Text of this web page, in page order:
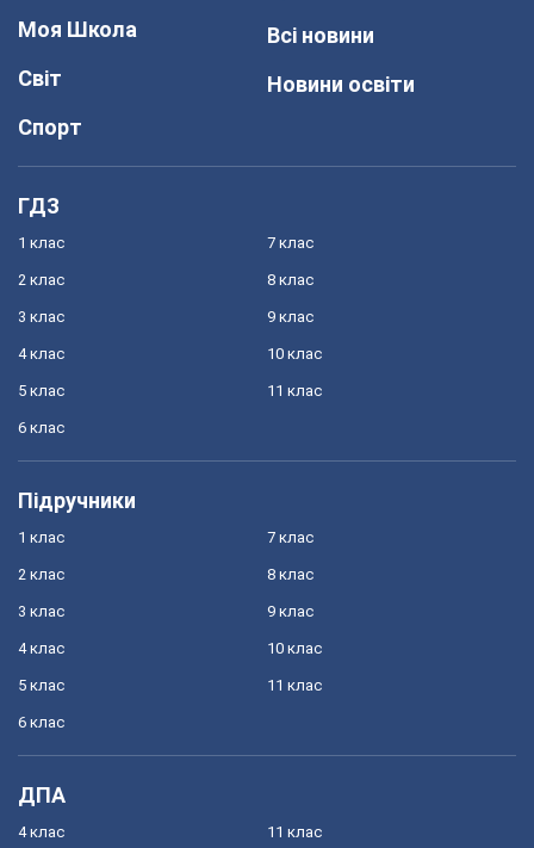
Моя Школа
Світ
Спорт
Всі новини
Новини освіти
ГДЗ
1 клас
2 клас
3 клас
4 клас
5 клас
6 клас
7 клас
8 клас
9 клас
10 клас
11 клас
Підручники
1 клас
2 клас
3 клас
4 клас
5 клас
6 клас
7 клас
8 клас
9 клас
10 клас
11 клас
ДПА
4 клас 11 клас